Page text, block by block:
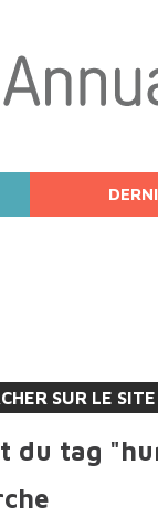
SUR LE SITE
du tag